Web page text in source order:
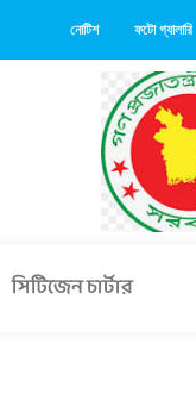
নোটিশ ফটো গ্যালারি
সিটিজেন চার্টার